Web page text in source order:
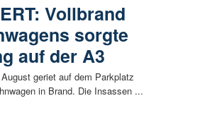
Vollbrand
sorgte
auf der A3
geriet auf dem Parkplatz
in Brand. Die Insassen ...